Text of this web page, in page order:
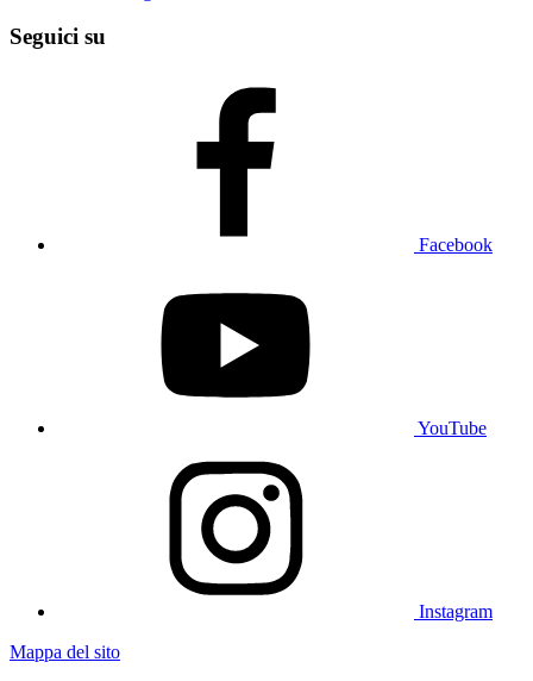
Seguici su
Facebook
YouTube
Instagram
Mappa del sito